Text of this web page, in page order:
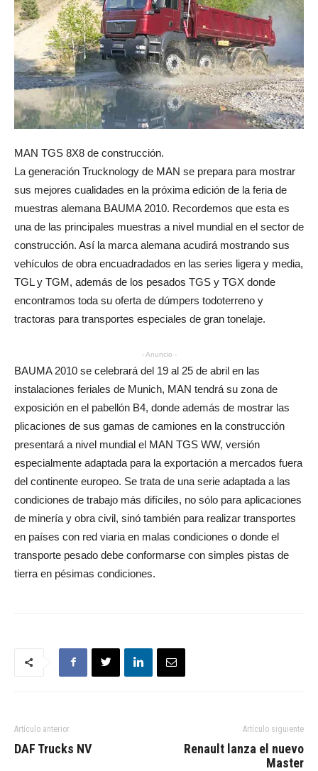
MAN TGS 8X8 de construcción.
La generación Trucknology de MAN se prepara para mostrar
sus mejores cualidades en la próxima edición de la feria de
muestras alemana BAUMA 2010. Recordemos que esta es
una de las principales muestras a nivel mundial en el sector de
construcción. Así la marca alemana acudirá mostrando sus
vehículos de obra encuadradados en las series ligera y media,
TGL y TGM, además de los pesados TGS y TGX donde
encontramos toda su oferta de dúmpers todoterreno y
tractoras para transportes especiales de gran tonelaje.
- Anuncio -
BAUMA 2010 se celebrará del 19 al 25 de abril en las
instalaciones feriales de Munich, MAN tendrá su zona de
exposición en el pabellón B4, donde además de mostrar las
plicaciones de sus gamas de camiones en la construcción
presentará a nivel mundial el MAN TGS WW, versión
especialmente adaptada para la exportación a mercados fuera
del continente europeo. Se trata de una serie adaptada a las
condiciones de trabajo más difíciles, no sólo para aplicaciones
de minería y obra civil, sinó también para realizar transportes
en países con red viaria en malas condiciones o donde el
transporte pesado debe conformarse con simples pistas de
tierra en pésimas condiciones.
Artículo anterior
DAF Trucks NV
Artículo siguiente
Renault lanza el nuevo
Master